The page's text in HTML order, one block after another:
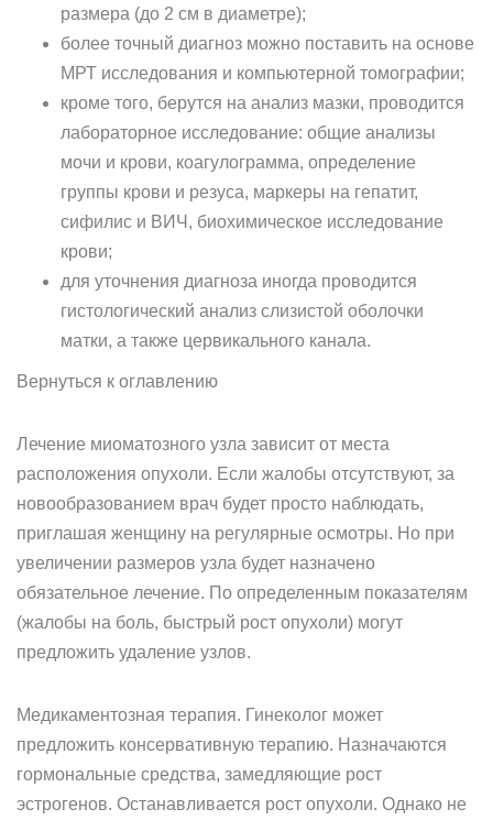
размера (до 2 см в диаметре);
более точный диагноз можно поставить на основе
МРТ исследования и компьютерной томографии;
кроме того, берутся на анализ мазки, проводится
лабораторное исследование: общие анализы
мочи и крови, коагулограмма, определение
группы крови и резуса, маркеры на гепатит,
сифилис и ВИЧ, биохимическое исследование
крови;
для уточнения диагноза иногда проводится
гистологический анализ слизистой оболочки
матки, а также цервикального канала.
Вернуться к оглавлению
Лечение миоматозного узла зависит от места
расположения опухоли. Если жалобы отсутствуют, за
новообразованием врач будет просто наблюдать,
приглашая женщину на регулярные осмотры. Но при
увеличении размеров узла будет назначено
обязательное лечение. По определенным показателям
(жалобы на боль, быстрый рост опухоли) могут
предложить удаление узлов.
Медикаментозная терапия. Гинеколог может
предложить консервативную терапию. Назначаются
гормональные средства, замедляющие рост
эстрогенов. Останавливается рост опухоли. Однако не